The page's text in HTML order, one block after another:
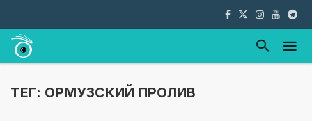
ТЕГ: ОРМУЗСКИЙ ПРОЛИВ